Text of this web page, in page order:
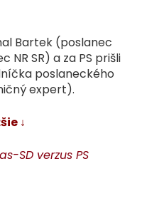
Bartek (poslanec
NR SR) a za PS prišli
poslaneckého
expert).
↓
SD verzus PS